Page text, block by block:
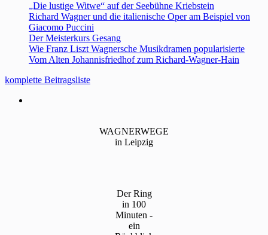
„Die lustige Witwe“ auf der Seebühne Kriebstein
Richard Wagner und die italienische Oper am Beispiel von
Giacomo Puccini
Der Meisterkurs Gesang
Wie Franz Liszt Wagnersche Musikdramen popularisierte
Vom Alten Johannisfriedhof zum Richard-Wagner-Hain
komplette Beitragsliste
WAGNERWEGE
in Leipzig
Der Ring
in 100
Minuten -
ein